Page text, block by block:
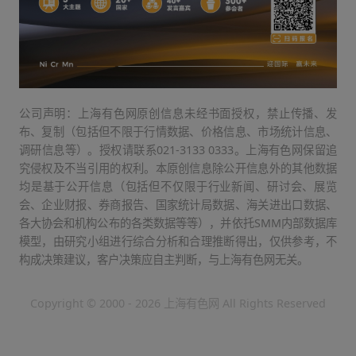
公司声明：上海有色网原创信息未经书面授权，禁止传播、发
布、复制（包括但不限于行情数据、价格信息、市场统计信息、
调研信息等）。授权请联系021-3133 0333。上海有色网保留追
究侵权及不当引用的权利。本原创信息除公开信息外的其他数据
均是基于公开信息（包括但不仅限于行业新闻、研讨会、展览
会、企业财报、券商报告、国家统计局数据、海关进出口数据、
各大协会和机构公布的各类数据等等），并依托SMM内部数据库
模型，由研究小组进行综合分析和合理推断得出，仅供参考，不
构成决策建议，客户决策应自主判断，与上海有色网无关。
Copyright © 2000 - 2026 上海有色网 All Rights Reserved